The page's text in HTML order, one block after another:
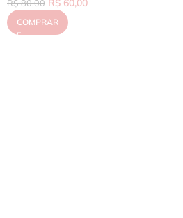
R$80,00 R$ 60,00
COMPRAR